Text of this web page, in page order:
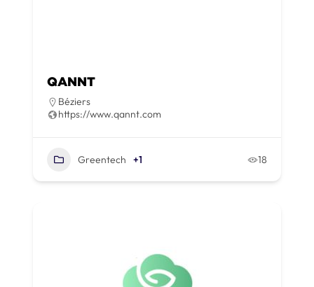
QANNT
Béziers
https://www.qannt.com
Greentech +1 18